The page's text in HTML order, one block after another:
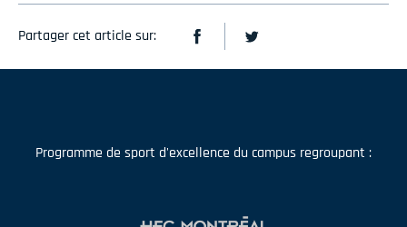
Partager cet article sur:
Programme de sport d'excellence du campus regroupant :